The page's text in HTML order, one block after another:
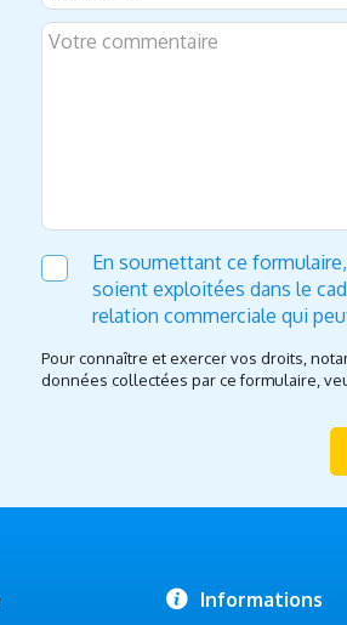
En soumettant ce
soient exploitées dans le
relation commerciale qui
Pour connaître et exercer vos droits,
données collectées par ce formulaire,
Informations